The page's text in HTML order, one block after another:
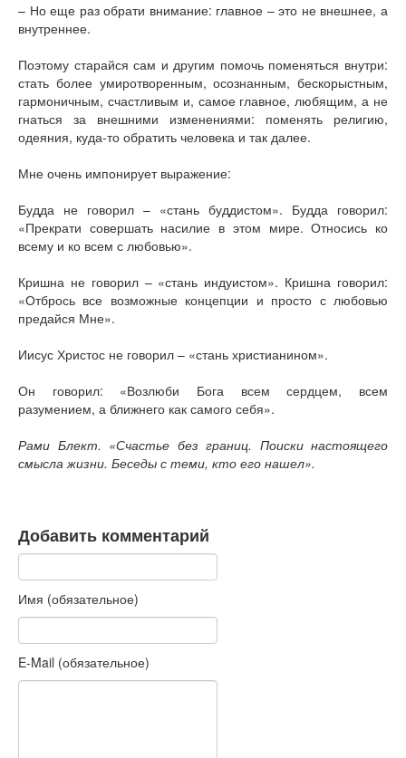
– Но еще раз обрати внимание: главное – это не внешнее, а
внутреннее.
Поэтому старайся сам и другим помочь поменяться внутри:
стать более умиротворенным, осознанным, бескорыстным,
гармоничным, счастливым и, самое главное, любящим, а не
гнаться за внешними изменениями: поменять религию,
одеяния, куда-то обратить человека и так далее.
Мне очень импонирует выражение:
Будда не говорил – «стань буддистом». Будда говорил:
«Прекрати совершать насилие в этом мире. Относись ко
всему и ко всем с любовью».
Кришна не говорил – «стань индуистом». Кришна говорил:
«Отбрось все возможные концепции и просто с любовью
предайся Мне».
Иисус Христос не говорил – «стань христианином».
Он говорил: «Возлюби Бога всем сердцем, всем
разумением, а ближнего как самого себя».
Рами Блект. «Счастье без границ. Поиски настоящего
смысла жизни. Беседы с теми, кто его нашел».
Добавить комментарий
Имя (обязательное)
E-Mail (обязательное)